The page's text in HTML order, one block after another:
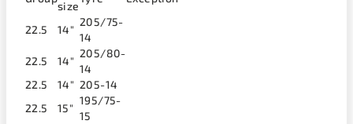
size
22.5 14"
205/75-
14
22.5
14"
205/80-
14
22.5
14" 205-14
22.5
15"
195/75-
15